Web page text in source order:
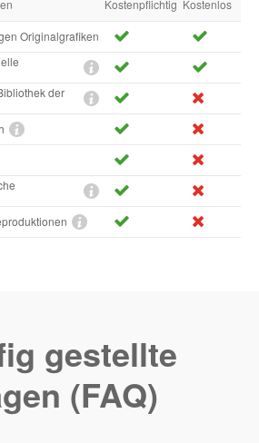
Kostenpflichtig Kostenlos
Originalgrafiken
der
gestellte
(FAQ)